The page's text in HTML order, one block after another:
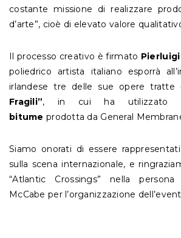
costante missione di realizzare
d’arte”, cioè di elevato valore
Il processo creativo è firmato
poliedrico artista italiano esporrà
irlandese tre delle sue opere tratte
Fragili”, in cui ha utilizzato
bitume prodotta da General
Siamo onorati di essere
sulla scena internazionale, e
“Atlantic Crossings” nella persona
McCabe per l’organizzazione